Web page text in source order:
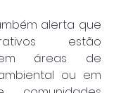
alerta que
estão
em áreas de
ou em